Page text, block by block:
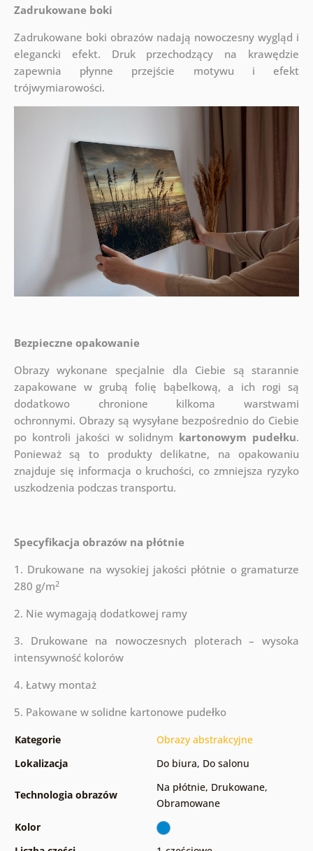
Zadrukowane boki
Zadrukowane boki obrazów nadają nowoczesny wygląd i
elegancki efekt. Druk przechodzący na krawędzie
zapewnia płynne przejście motywu i efekt
trójwymiarowości.
Bezpieczne opakowanie
Obrazy wykonane specjalnie dla Ciebie są starannie
zapakowane w grubą folię bąbelkową, a ich rogi są
dodatkowo chronione kilkoma warstwami
ochronnymi. Obrazy są wysyłane bezpośrednio do Ciebie
po kontroli jakości w solidnym kartonowym pudełku.
Ponieważ są to produkty delikatne, na opakowaniu
znajduje się informacja o kruchości, co zmniejsza ryzyko
uszkodzenia podczas transportu.
Specyfikacja obrazów na płótnie
1. Drukowane na wysokiej jakości płótnie o gramaturze
280 g/m2
2. Nie wymagają dodatkowej ramy
3. Drukowane na nowoczesnych ploterach – wysoka
intensywność kolorów
4. Łatwy montaż
5. Pakowane w solidne kartonowe pudełko
Kategorie
Obrazy abstrakcyjne
Lokalizacja
Do biura, Do salonu
Technologia obrazów
Na płótnie, Drukowane,
Obramowane
Kolor